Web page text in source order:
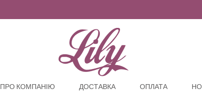
ПРО КОМПАНІЮ ДОСТАВКА ОПЛАТА